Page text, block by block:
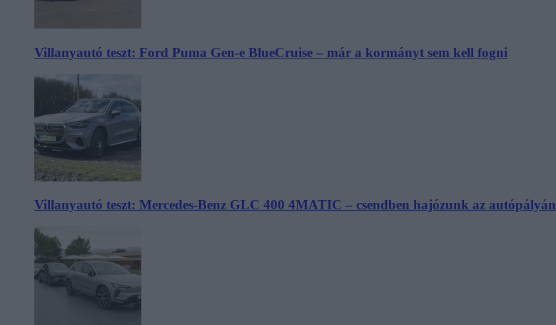
Villanyautó teszt: Ford Puma Gen-e BlueCruise – már a kormányt sem kell fogni
Villanyautó teszt: Mercedes-Benz GLC 400 4MATIC – csendben hajózunk az autópályán